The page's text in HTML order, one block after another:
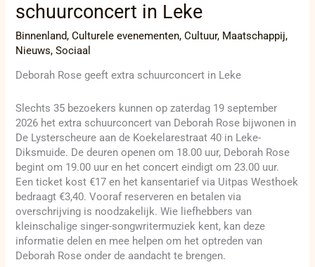
schuurconcert in Leke
Binnenland,Culturele evenementen,Cultuur, Maatschappij,
Nieuws,Sociaal
Deborah Rose geeft extra schuurconcert in Leke
Slechts 35 bezoekers kunnen op zaterdag 19 september
2026 het extra schuurconcert van Deborah Rose bijwonen in
De Lysterscheure aan de Koekelarestraat 40 in Leke-
Diksmuide. De deuren openen om 18.00 uur, Deborah Rose
begint om 19.00 uur en het concert eindigt om 23.00 uur.
Een ticket kost €17 en het kansentarief via Uitpas Westhoek
bedraagt €3,40. Vooraf reserveren en betalen via
overschrijving is noodzakelijk. Wie liefhebbers van
kleinschalige singer-songwritermuziek kent, kan deze
informatie delen en mee helpen om het optreden van
Deborah Rose onder de aandacht te brengen.